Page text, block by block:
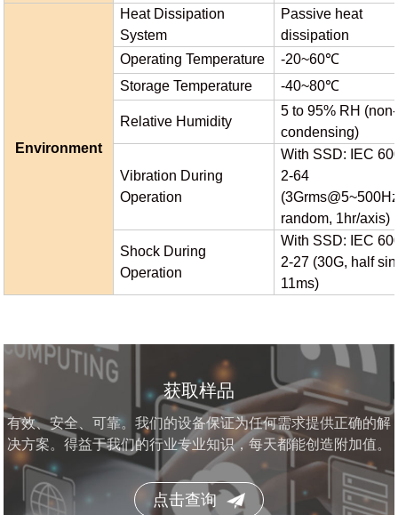
Environment
Heat Dissipation
System
Passive heat
dissipation
Operating Temperature
-20~60℃
Storage Temperature
-40~80℃
Relative Humidity
5 to 95% RH (non-
condensing)
Vibration During
Operation
With SSD: IEC
2-64
random, 1hr/axis)
Shock During
Operation
With SSD: IEC
2-27 (30G, half
11ms)
获取样品
有效、安全、可靠。我们的设备保证为任何需求提供正确的解
决方案。得益于我们的行业专业知识，每天都能创造附加值。
点击查询